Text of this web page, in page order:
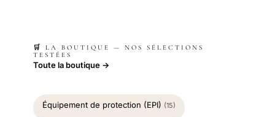
🛒 LA BOUTIQUE — NOS SÉLECTIONS
TESTÉES
Toute la boutique →
Équipement de protection (EPI) (15)